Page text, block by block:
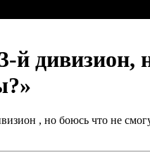
й
, но боюсь что не